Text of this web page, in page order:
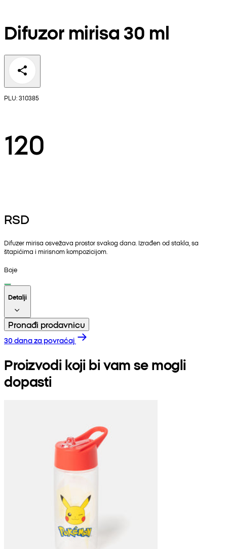
Difuzor mirisa 30 ml
PLU: 310385
120
RSD
Difuzer mirisa osvežava prostor svakog dana. Izrađen od stakla, sa
štapićima i mirisnom kompozicijom.
Boje
Detalji
Pronađi prodavnicu
30 dana za povraćaj
Proizvodi koji bi vam se mogli
dopasti